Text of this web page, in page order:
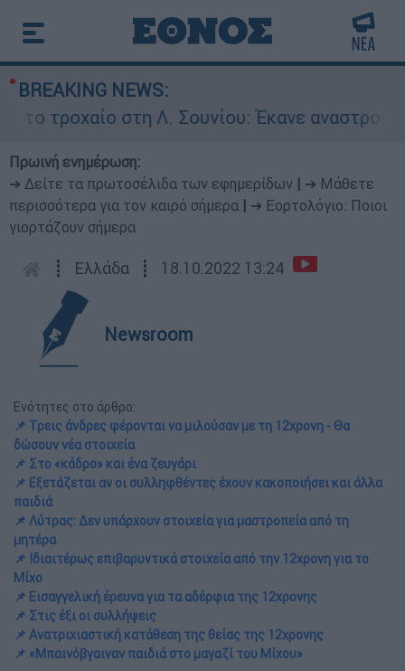
BREAKING NEWS:
στη Λ. Σουνίου: Έκανε αναστροφή ο οδηγός -
Πρωινή ενημέρωση:
➔ Δείτε τα πρωτοσέλιδα των εφημερίδων
➔ Μάθετε
περισσότερα για τον καιρό σήμερα
➔ Εορτολόγιο: Ποιοι
γιορτάζουν σήμερα
┋ Ελλάδα ┋ 18.10.2022 13:24
Newsroom
Ενότητες στο άρθρο:
📌 Τρεις άνδρες φέρονται να μιλούσαν με τη 12χρονη - Θα
δώσουν νέα στοιχεία
📌 Στο «κάδρο» και ένα ζευγάρι
📌 Εξετάζεται αν οι συλληφθέντες έχουν κακοποιήσει και άλλα
παιδιά
📌 Λύτρας: Δεν υπάρχουν στοιχεία για μαστροπεία από τη
μητέρα
📌 Ιδιαιτέρως επιβαρυντικά στοιχεία από την 12χρονη για το
Μίχο
📌 Εισαγγελική έρευνα για τα αδέρφια της 12χρονης
📌 Στις έξι οι συλλήψεις
📌 Ανατριχιαστική κατάθεση της θείας της 12χρονης
📌 «Μπαινόβγαιναν παιδιά στο μαγαζί του Μίχου»